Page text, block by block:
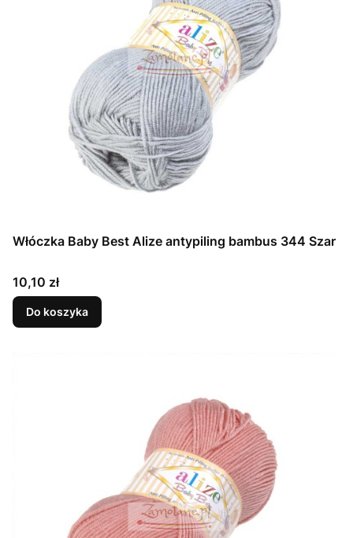
Włóczka Baby Best Alize antypiling bambus 344 Szar
Cena
10,10 zł
Do koszyka